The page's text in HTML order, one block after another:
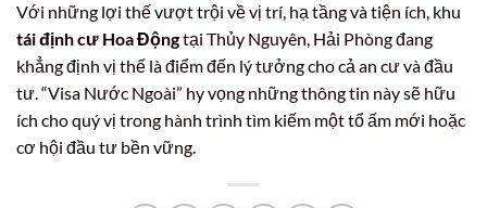
Với những lợi thế vượt trội về vị trí, hạ tầng và tiện ích, khu
tái định cư Hoa Độngtại Thủy Nguyên, Hải Phòng đang
khẳng định vị thế là điểm đến lý tưởng cho cả an cư và đầu
tư. “Visa Nước Ngoài” hy vọng những thông tin này sẽ hữu
ích cho quý vị trong hành trình tìm kiếm một tổ ấm mới hoặc
cơ hội đầu tư bền vững.